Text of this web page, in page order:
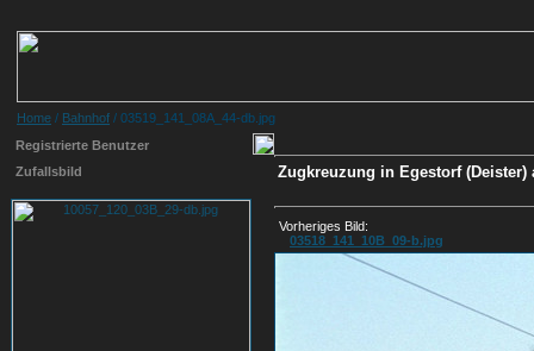
Home / Bahnhof / 03519_141_08A_44-db.jpg
Registrierte Benutzer
Zufallsbild
Zugkreuzung in Egestorf
Vorheriges Bild:
03518_141_10B_09-b.jpg